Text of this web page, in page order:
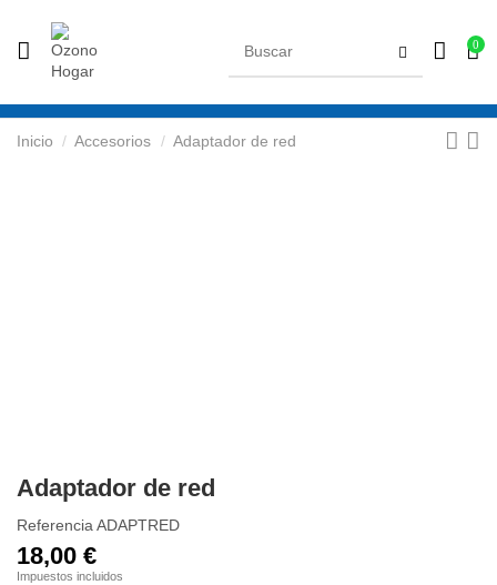
0
Inicio Accesorios Adaptador de red
Adaptador de red
Referencia ADAPTRED
18,00 €
Impuestos incluidos